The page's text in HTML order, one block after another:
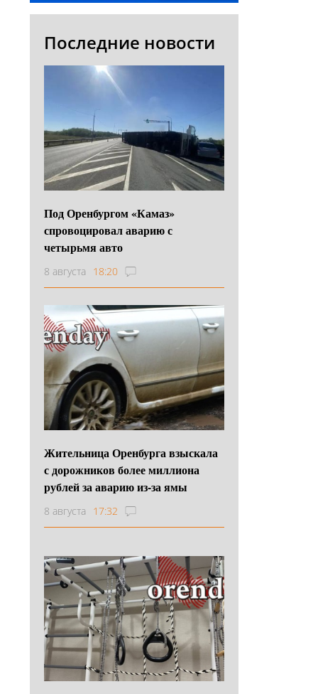
Последние новости
Под Оренбургом «Камаз»
спровоцировал аварию с
четырьмя авто
8 августа 18:20
Жительница Оренбурга взыскала
с дорожников более миллиона
рублей за аварию из-за ямы
8 августа 17:32